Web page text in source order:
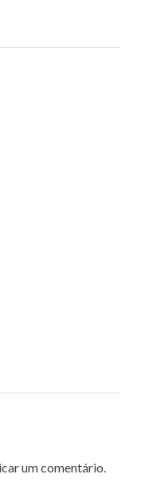
um comentário.